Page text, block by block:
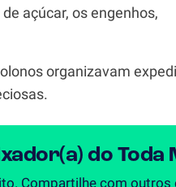
açúcar, os engenhos,
organizavam
do Toda
Compartilhe com outros